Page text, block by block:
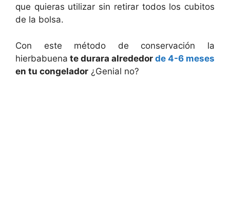
que quieras utilizar sin retirar todos los cubitos
de la bolsa.
Con este método de conservación la
hierbabuena te durara alrededor de 4-6 meses
en tu congelador ¿Genial no?